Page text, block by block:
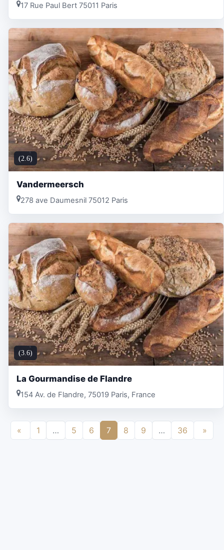
17 Rue Paul Bert 75011 Paris
(2.6)
Vandermeersch
278 ave Daumesnil 75012 Paris
(3.6)
La Gourmandise de Flandre
154 Av. de Flandre, 75019 Paris, France
« 1 … 5 6 7 8 9 … 36 »